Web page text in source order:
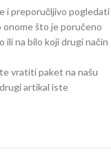
i preporučljivo pogledati
onome što je poručeno
ili na bilo koji drugi način
vratiti paket na našu
artikal iste